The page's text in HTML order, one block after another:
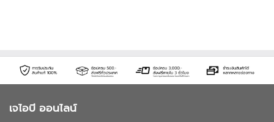
เจไอบี ออนไลน์